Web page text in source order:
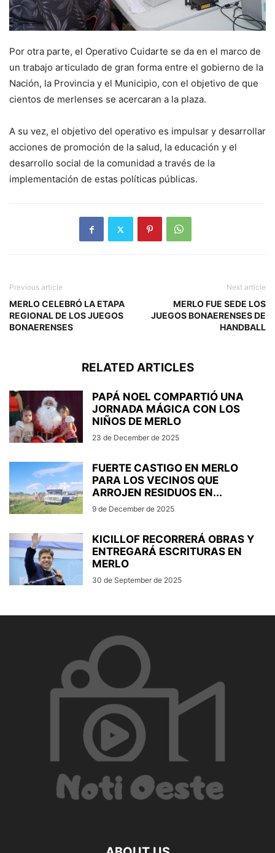
Por otra parte, el Operativo Cuidarte se da en el marco de
un trabajo articulado de gran forma entre el gobierno de la
Nación, la Provincia y el Municipio, con el objetivo de que
cientos de merlenses se acercaran a la plaza.
A su vez, el objetivo del operativo es impulsar y desarrollar
acciones de promoción de la salud, la educación y el
desarrollo social de la comunidad a través de la
implementación de estas políticas públicas.
Previous article
MERLO CELEBRÓ LA ETAPA
REGIONAL DE LOS JUEGOS
BONAERENSES
Next article
MERLO FUE SEDE LOS
JUEGOS BONAERENSES DE
HANDBALL
RELATED ARTICLES
PAPÁ NOEL COMPARTIÓ UNA
JORNADA MÁGICA CON LOS
NIÑOS DE MERLO
23 de December de 2025
FUERTE CASTIGO EN MERLO
PARA LOS VECINOS QUE
ARROJEN RESIDUOS EN...
9 de December de 2025
KICILLOF RECORRERÁ OBRAS Y
ENTREGARÁ ESCRITURAS EN
MERLO
30 de September de 2025